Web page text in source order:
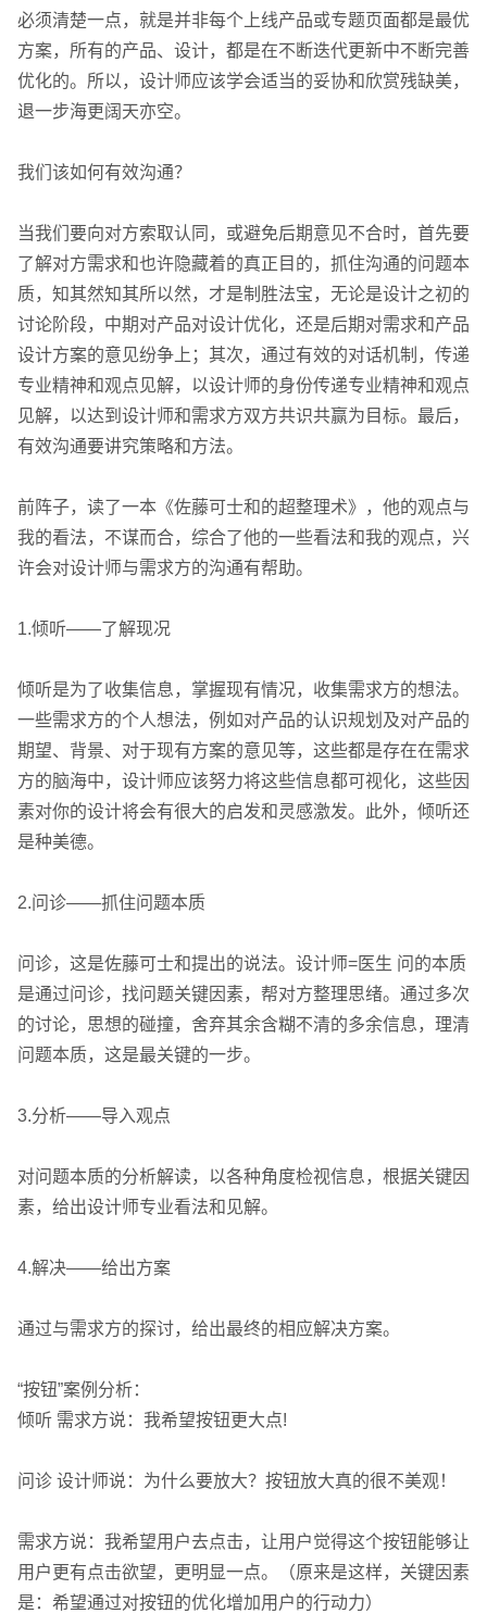
必须清楚一点，就是并非每个上线产品或专题页面都是最优
方案，所有的产品、设计，都是在不断迭代更新中不断完善
优化的。所以，设计师应该学会适当的妥协和欣赏残缺美，
退一步海更阔天亦空。
我们该如何有效沟通？
当我们要向对方索取认同，或避免后期意见不合时，首先要
了解对方需求和也许隐藏着的真正目的，抓住沟通的问题本
质，知其然知其所以然，才是制胜法宝，无论是设计之初的
讨论阶段，中期对产品对设计优化，还是后期对需求和产品
设计方案的意见纷争上；其次，通过有效的对话机制，传递
专业精神和观点见解，以设计师的身份传递专业精神和观点
见解，以达到设计师和需求方双方共识共赢为目标。最后，
有效沟通要讲究策略和方法。
前阵子，读了一本《佐藤可士和的超整理术》，他的观点与
我的看法，不谋而合，综合了他的一些看法和我的观点，兴
许会对设计师与需求方的沟通有帮助。
1.倾听——了解现况
倾听是为了收集信息，掌握现有情况，收集需求方的想法。
一些需求方的个人想法，例如对产品的认识规划及对产品的
期望、背景、对于现有方案的意见等，这些都是存在在需求
方的脑海中，设计师应该努力将这些信息都可视化，这些因
素对你的设计将会有很大的启发和灵感激发。此外，倾听还
是种美德。
2.问诊——抓住问题本质
问诊，这是佐藤可士和提出的说法。设计师=医生 问的本质
是通过问诊，找问题关键因素，帮对方整理思绪。通过多次
的讨论，思想的碰撞，舍弃其余含糊不清的多余信息，理清
问题本质，这是最关键的一步。
3.分析——导入观点
对问题本质的分析解读，以各种角度检视信息，根据关键因
素，给出设计师专业看法和见解。
4.解决——给出方案
通过与需求方的探讨，给出最终的相应解决方案。
“按钮”案例分析：
倾听 需求方说：我希望按钮更大点!
问诊 设计师说：为什么要放大？按钮放大真的很不美观！
需求方说：我希望用户去点击，让用户觉得这个按钮能够让
用户更有点击欲望，更明显一点。（原来是这样，关键因素
是：希望通过对按钮的优化增加用户的行动力）
英文及多语言网站建设
网站运维与内容优化